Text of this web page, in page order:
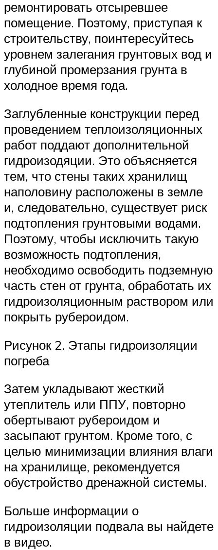
ремонтировать отсыревшее
помещение. Поэтому, приступая к
строительству, поинтересуйтесь
уровнем залегания грунтовых вод и
глубиной промерзания грунта в
холодное время года.
Заглубленные конструкции перед
проведением теплоизоляционных
работ поддают дополнительной
гидроизодяции. Это объясняется
тем, что стены таких хранилищ
наполовину расположены в земле
и, следовательно, существует риск
подтопления грунтовыми водами.
Поэтому, чтобы исключить такую
возможность подтопления,
необходимо освободить подземную
часть стен от грунта, обработать их
гидроизоляционным раствором или
покрыть рубероидом.
Рисунок 2. Этапы гидроизоляции
погреба
Затем укладывают жесткий
утеплитель или ППУ, повторно
обертывают рубероидом и
засыпают грунтом. Кроме того, с
целью минимизации влияния влаги
на хранилище, рекомендуется
обустройство дренажной системы.
Больше информации о
гидроизоляции подвала вы найдете
в видео.